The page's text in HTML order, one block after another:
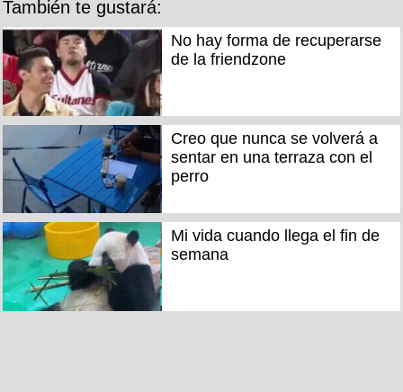
También te gustará:
No hay forma de recuperarse
de la friendzone
Creo que nunca se volverá a
sentar en una terraza con el
perro
Mi vida cuando llega el fin de
semana